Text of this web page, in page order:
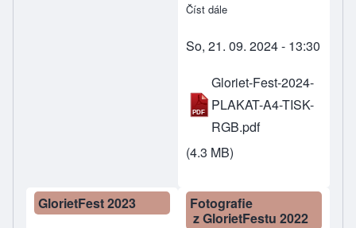
Číst dále
So, 21. 09. 2024 - 13:30
Gloriet-Fest-2024-
PLAKAT-A4-TISK-
RGB.pdf
(4.3 MB)
GlorietFest 2023
Fotografie
z GlorietFestu 2022